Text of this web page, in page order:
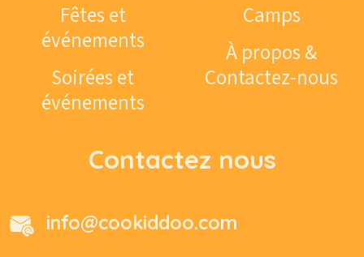
Fêtes et
événements
Soirées et
événements
Camps
À propos &
Contactez-nous
Contactez nous
info@cookiddoo.com